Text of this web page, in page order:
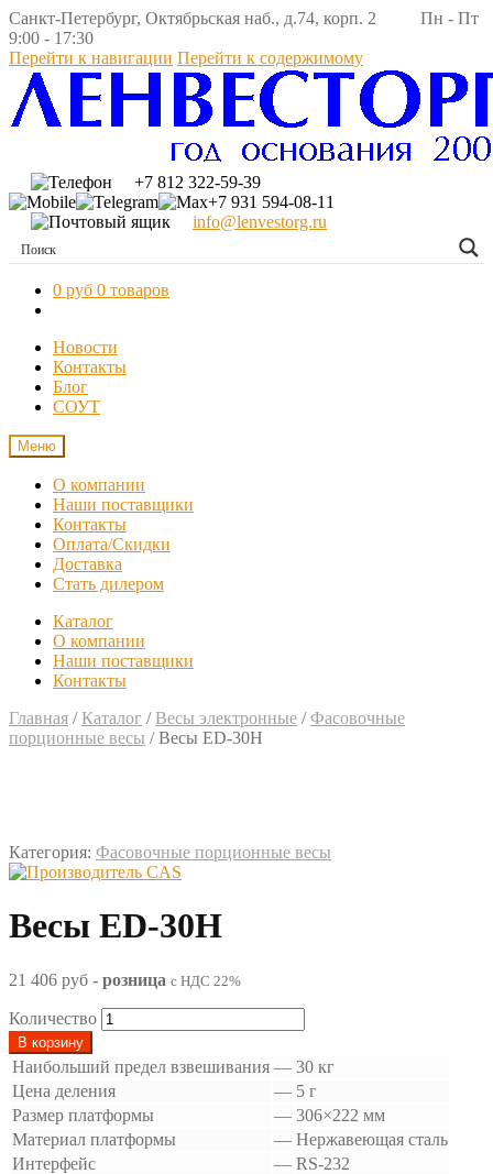
Санкт-Петербург, Октябрьская наб., д.74, корп. 2 Пн - Пт
9:00 - 17:30
Перейти к навигации Перейти к содержимому
+7 812 322-59-39
+7 931 594-08-11
info@lenvestorg.ru
0 руб 0 товаров
Новости
Контакты
Блог
СОУТ
Меню
О компании
Наши поставщики
Контакты
Оплата/Скидки
Доставка
Стать дилером
Каталог
О компании
Наши поставщики
Контакты
Главная / Каталог / Весы электронные /Фасовочные
порционные весы /Весы ED-30H
Категория: Фасовочные порционные весы
Весы ED-30H
21 406 руб - розница с НДС 22%
Количество
В корзину
Наибольший предел взвешивания — 30 кг
Цена деления
— 5 г
Размер платформы
— 306×222 мм
Материал платформы
— Нержавеющая сталь
Интерфейс
— RS-232